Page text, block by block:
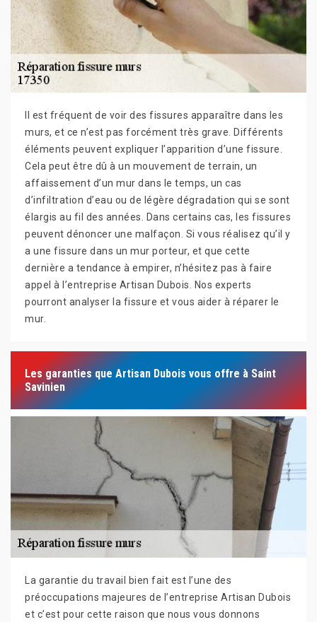
Il est fréquent de voir des fissures apparaître dans les
murs, et ce n’est pas forcément très grave. Différents
éléments peuvent expliquer l’apparition d’une fissure.
Cela peut être dû à un mouvement de terrain, un
affaissement d’un mur dans le temps, un cas
d’infiltration d’eau ou de légère dégradation qui se sont
élargis au fil des années. Dans certains cas, les fissures
peuvent dénoncer une malfaçon. Si vous réalisez qu’il y
a une fissure dans un mur porteur, et que cette
dernière a tendance à empirer, n’hésitez pas à faire
appel à l’entreprise Artisan Dubois. Nos experts
pourront analyser la fissure et vous aider à réparer le
mur.
Les garanties que Artisan Dubois vous offre à Saint
Savinien
La garantie du travail bien fait est l’une des
préoccupations majeures de l’entreprise Artisan Dubois
et c’est pour cette raison que nous vous donnons